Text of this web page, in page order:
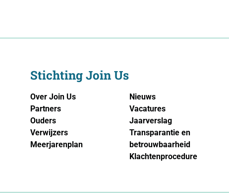
Stichting Join Us
Over Join Us
Partners
Ouders
Verwijzers
Meerjarenplan
Nieuws
Vacatures
Jaarverslag
Transparantie en
betrouwbaarheid
Klachtenprocedure